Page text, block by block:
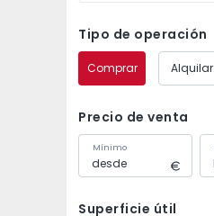
Tipo de operación
Comprar Alquilar
Precio de venta
Mínimo
Superficie útil